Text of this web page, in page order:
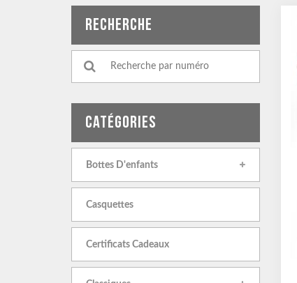
RECHERCHE
CATÉGORIES
Bottes D'enfants
Casquettes
Certificats Cadeaux